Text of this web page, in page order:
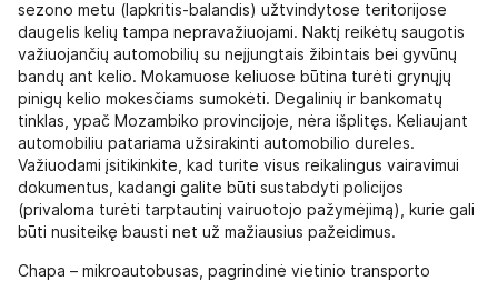
sezono metu (lapkritis-balandis) užtvindytose teritorijose
daugelis kelių tampa nepravažiuojami. Naktį reikėtų saugotis
važiuojančių automobilių su neįjungtais žibintais bei gyvūnų
bandų ant kelio. Mokamuose keliuose būtina turėti grynųjų
pinigų kelio mokesčiams sumokėti. Degalinių ir bankomatų
tinklas, ypač Mozambiko provincijoje, nėra išplitęs. Keliaujant
automobiliu patariama užsirakinti automobilio dureles.
Važiuodami įsitikinkite, kad turite visus reikalingus vairavimui
dokumentus, kadangi galite būti sustabdyti policijos
(privaloma turėti tarptautinį vairuotojo pažymėjimą), kurie gali
būti nusiteikę bausti net už mažiausius pažeidimus.
Chapa – mikroautobusas, pagrindinė vietinio transporto